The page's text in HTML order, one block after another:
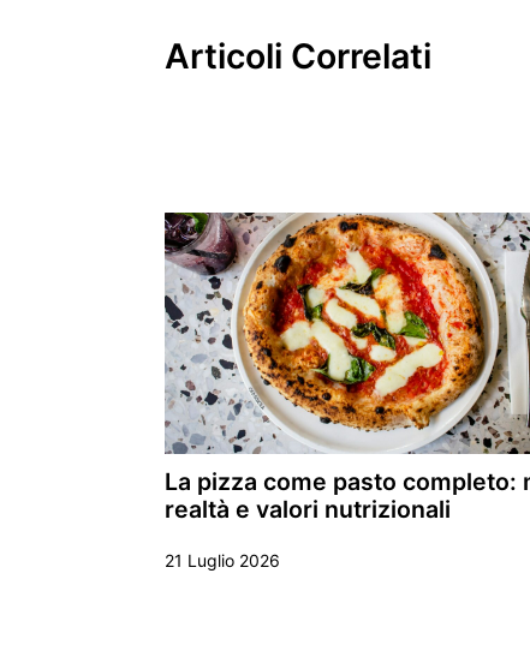
Articoli Correlati
La pizza come pasto completo:
realtà e valori nutrizionali
21 Luglio 2026